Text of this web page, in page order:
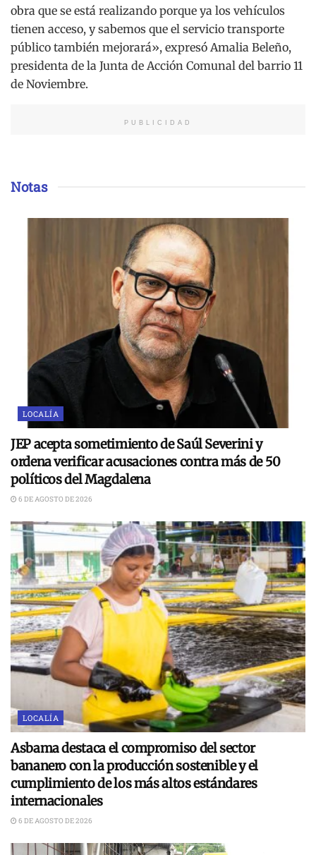
obra que se está realizando porque ya los vehículos
tienen acceso, y sabemos que el servicio transporte
público también mejorará», expresó Amalia Beleño,
presidenta de la Junta de Acción Comunal del barrio 11
de Noviembre.
PUBLICIDAD
Notas
LOCALÍA
JEP acepta sometimiento de Saúl Severini y
ordena verificar acusaciones contra más de 50
políticos del Magdalena
6 DE AGOSTO DE 2026
LOCALÍA
Asbama destaca el compromiso del sector
bananero con la producción sostenible y el
cumplimiento de los más altos estándares
internacionales
6 DE AGOSTO DE 2026